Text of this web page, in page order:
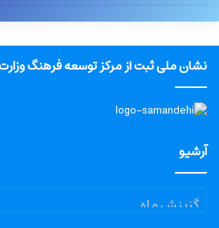
نشان ملی ثبت از مرکز توسعه فرهنگ
آرشیو
آرشیو